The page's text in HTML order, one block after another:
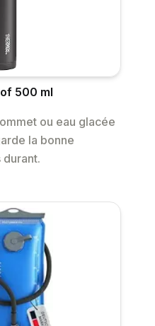
500 ml
ou eau glacée
la bonne